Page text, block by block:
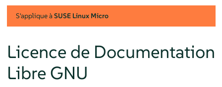
S'applique àSUSE Linux Micro
Licence de Documentation
Libre GNU